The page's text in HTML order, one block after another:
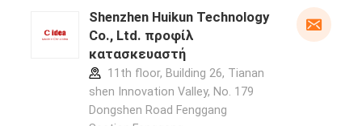
Shenzhen Huikun Technology
Co., Ltd. προφίλ
κατασκευαστή
11th floor, Building 26, Tianan
shen Innovation Valley, No. 179
Dongshen Road Fenggang